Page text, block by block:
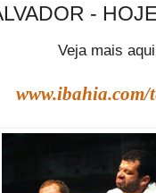
-
Veja mais
www.ibahia.com/